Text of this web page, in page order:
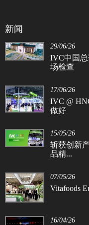
新闻
29/06/26
IVC中国
场检查
17/06/26
IVC @
做好
15/05/26
斩获创新
品精...
07/05/26
Vitafoods
16/04/26